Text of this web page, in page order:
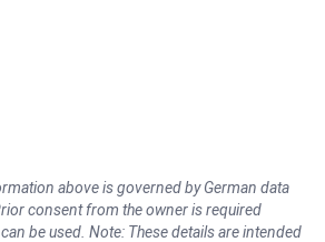
above is governed by German data
consent from the owner is required
be used. Note: These details are intended